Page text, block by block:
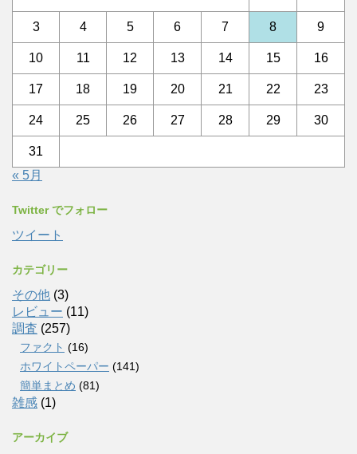
3 4 5 6 7 8 9
10 11 12 13 14 15 16
17 18 19 20 21 22 23
24 25 26 27 28 29 30
31
« 5月
Twitter でフォロー
ツイート
カテゴリー
その他 (3)
レビュー (11)
調査 (257)
ファクト (16)
ホワイトペーパー (141)
簡単まとめ (81)
雑感 (1)
アーカイブ